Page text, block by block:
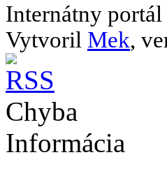
Internátny
Vytvoril Mek,
Chyba
Informácia